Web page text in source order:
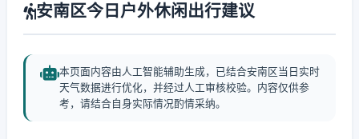
安南区今日户外休闲出行建议
本页面内容由人工智能辅助生成，已结合安南区当日实时
天气数据进行优化，并经过人工审核校验。内容仅供参
考，请结合自身实际情况酌情采纳。